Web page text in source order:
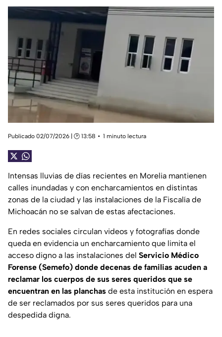
Publicado 02/07/2026 | 🕑 13:58 1 minuto lectura
Intensas lluvias de días recientes en Morelia mantienen
calles inundadas y con encharcamientos en distintas
zonas de la ciudad y las instalaciones de la Fiscalía de
Michoacán no se salvan de estas afectaciones.
En redes sociales circulan videos y fotografías donde
queda en evidencia un encharcamiento que limita el
acceso digno a las instalaciones del Servicio Médico
Forense (Semefo) donde decenas de familias acuden a
reclamar los cuerpos de sus seres queridos que se
encuentran en las planchas de esta institución en espera
de ser reclamados por sus seres queridos para una
despedida digna.